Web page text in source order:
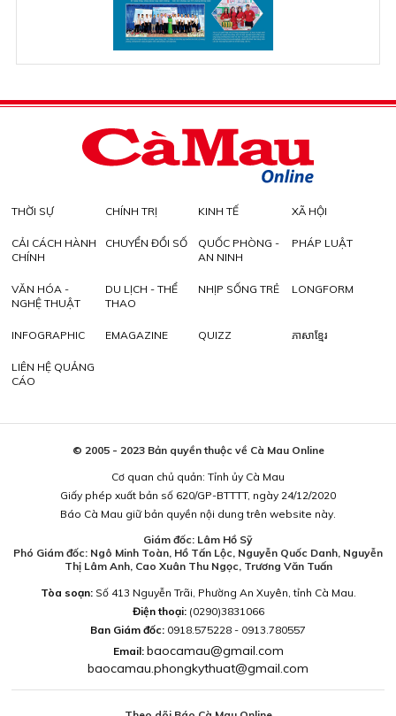
THỜI SỰ CHÍNH TRỊ KINH TẾ XÃ HỘI
CẢI CÁCH HÀNH
CHÍNH
CHUYỂN ĐỔI SỐ
QUỐC PHÒNG -
AN NINH
PHÁP LUẬT
VĂN HÓA -
NGHỆ THUẬT
DU LỊCH - THỂ
THAO
NHỊP SỐNG TRẺ LONGFORM
INFOGRAPHIC EMAGAZINE QUIZZ ភាសាខ្មែរ
LIÊN HỆ QUẢNG
CÁO
© 2005 - 2023 Bản quyền thuộc về Cà Mau Online
Cơ quan chủ quản: Tỉnh ủy Cà Mau
Giấy phép xuất bản số 620/GP-BTTTT, ngày 24/12/2020
Báo Cà Mau giữ bản quyền nội dung trên website này.
Giám đốc: Lâm Hồ Sỹ
Phó Giám đốc: Ngô Minh Toàn, Hồ Tấn Lộc, Nguyễn Quốc Danh, Nguyễn
Thị Lâm Anh, Cao Xuân Thu Ngọc, Trương Văn Tuấn
Tòa soạn:Số 413 Nguyễn Trãi, Phường An Xuyên, tỉnh Cà Mau.
Điện thoại: (0290)3831066
Ban Giám đốc: 0918.575228 - 0913.780557
Email: baocamau@gmail.com
baocamau.phongkythuat@gmail.com